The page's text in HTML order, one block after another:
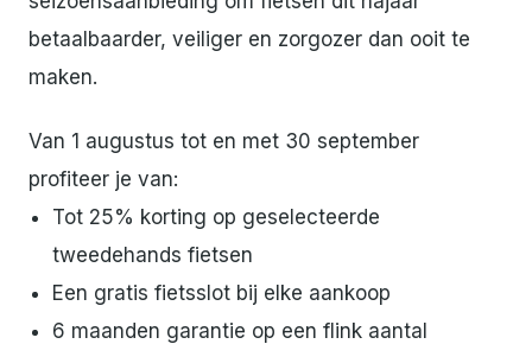
betaalbaarder, veiliger en zorgozer dan ooit te
maken.
Van 1 augustus tot en met 30 september
profiteer je van:
Tot 25% korting op geselecteerde
tweedehands fietsen
Een gratis fietsslot bij elke aankoop
6 maanden garantie op een flink aantal